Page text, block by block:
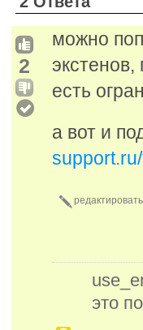
2
можно
экстенов,
есть
а вот и
редактировать
это